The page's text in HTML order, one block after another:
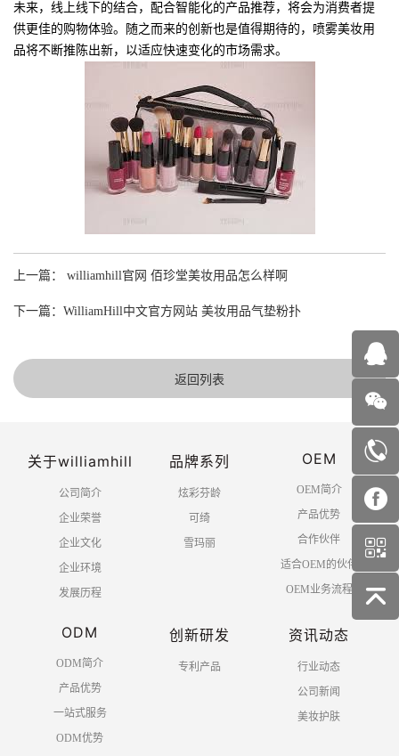
未来，线上线下的结合，配合智能化的产品推荐，将会为消费者提
供更佳的购物体验。随之而来的创新也是值得期待的，喷雾美妆用
品将不断推陈出新，以适应快速变化的市场需求。
上一篇： williamhill官网 佰珍堂美妆用品怎么样啊
下一篇：WilliamHill中文官方网站 美妆用品气垫粉扑
返回列表
关于williamhill
公司简介
企业荣誉
企业文化
企业环境
发展历程
品牌系列
炫彩芬龄
可绮
雪玛丽
OEM
OEM简介
产品优势
合作伙伴
适合OEM的伙伴
OEM业务流程
ODM
ODM简介
产品优势
一站式服务
ODM优势
创新研发
专利产品
资讯动态
行业动态
公司新闻
美妆护肤